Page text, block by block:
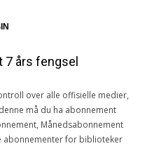
7 års fengsel
over alle offisielle medier,
må du ha abonnement
Månedsabonnement
abonnementer for biblioteker